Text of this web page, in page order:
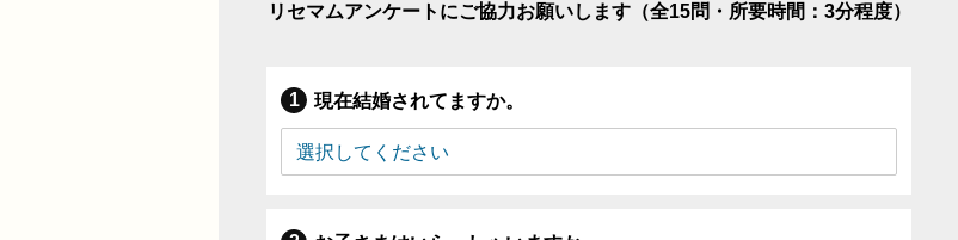
リセマムアンケートにご協力お願いします（全15問・所要時間：3分程度）
現在結婚されてますか。